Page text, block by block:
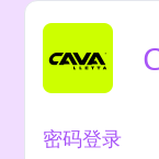
密码登录